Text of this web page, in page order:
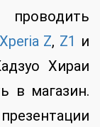
Xperia Z, Z1 и
Хираи
в магазин.